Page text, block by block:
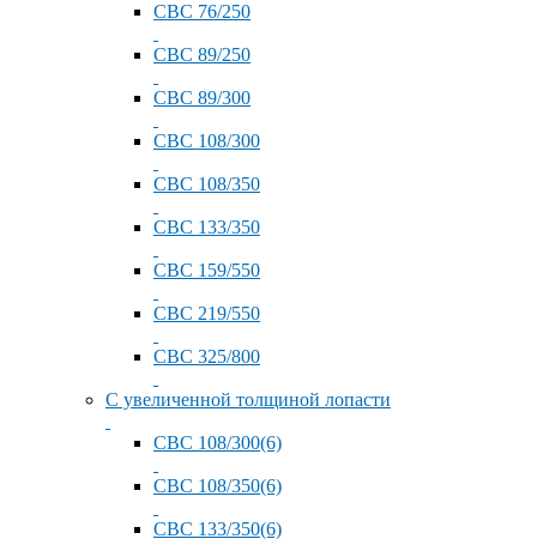
СВС 76/250
СВС 89/250
СВС 89/300
СВС 108/300
СВС 108/350
СВС 133/350
СВС 159/550
СВС 219/550
СВС 325/800
С увеличенной толщиной лопасти
СВС 108/300(6)
СВС 108/350(6)
СВС 133/350(6)